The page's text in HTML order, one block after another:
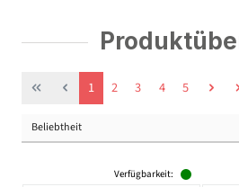
Seite
1 Seite
2 Seite
3 Seite
4 Seite
5
Verfügbarkeit: